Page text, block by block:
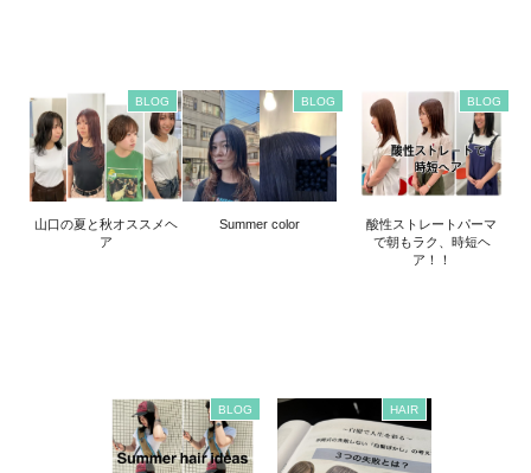
BLOG
山口の夏と秋オススメヘ
ア
BLOG
Summer color
BLOG
酸性ストレートパーマ
で朝もラク、時短ヘ
ア！！
BLOG HAIR